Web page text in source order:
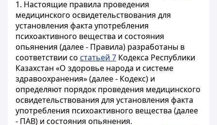
1. Настоящие правила проведения
медицинского освидетельствования для
установления факта употребления
психоактивного вещества и состояния
опьянения (далее - Правила) разработаны в
соответствии со статьей 7 Кодекса Республики
Казахстан «О здоровье народа и системе
здравоохранения» (далее - Кодекс) и
определяют порядок проведения медицинского
освидетельствования для установления факта
употребления психоактивного вещества (далее
- ПАВ) и состояния опьянения.